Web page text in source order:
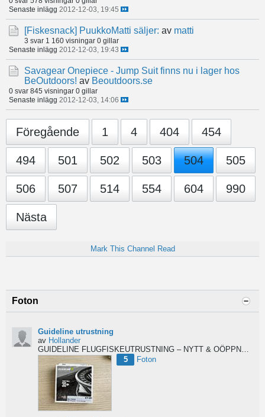
Senaste inlägg 2012-12-03, 19:45
[Fiskesnack] PuukkoMatti säljer: av matti
3 svar 1 160 visningar 0 gillar
Senaste inlägg 2012-12-03, 19:43
Savagear Onepiece - Jump Suit finns nu i lager hos
BeOutdoors! av Beoutdoors.se
0 svar 845 visningar 0 gillar
Senaste inlägg 2012-12-03, 14:06
Föregående 1 4 404 454
494 501 502 503 504 505
506 507 514 554 604 990
Nästa
Mark This Channel Read
Foton
Guideline utrustning
av Hollander
GUIDELINE FLUGFISKEUTRUSTNING – NYTT & OÖPPNAT
5
Foton